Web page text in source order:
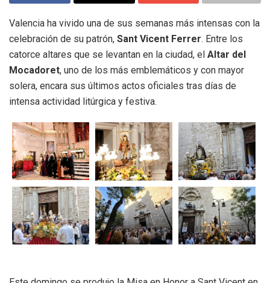
Valencia ha vivido una de sus semanas más intensas con la
celebración de su patrón, Sant Vicent Ferrer. Entre los
catorce altares que se levantan en la ciudad, el Altar del
Mocadoret, uno de los más emblemáticos y con mayor
solera, encara sus últimos actos oficiales tras días de
intensa actividad litúrgica y festiva.